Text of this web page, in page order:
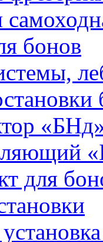
бонов
для